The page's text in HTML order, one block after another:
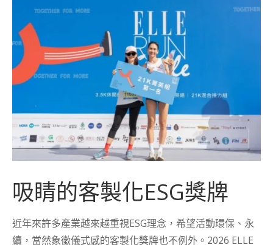
吸睛的客製化ESG獎牌
近年來許多產業越來越重視ESG理念，希望活動環保、永
續，當然象徵儀式感的客製化獎牌也不例外。2026 ELLE